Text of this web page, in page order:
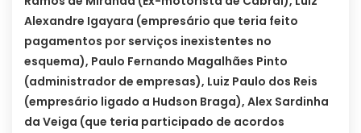
Alexandre Igayara (empresário que teria feito
pagamentos por serviços inexistentes no
esquema), Paulo Fernando Magalhães Pinto
(administrador de empresas), Luiz Paulo dos Reis
(empresário ligado a Hudson Braga), Alex Sardinha
da Veiga (que teria participado de acordos